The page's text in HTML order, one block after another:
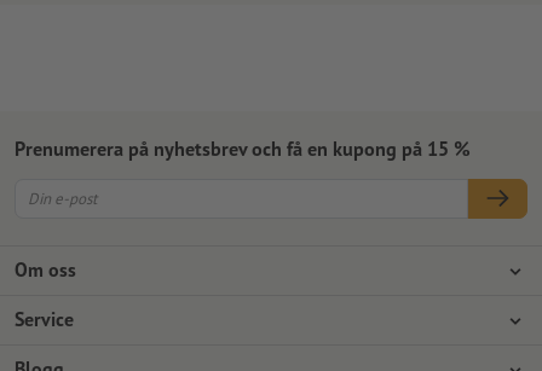
Om oss
Företag
Service
Betalningsalternativ
Prenumerera på nyhetsbrev och få en kupong på 15 %